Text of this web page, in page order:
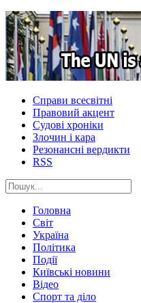
Справи всесвітні
Правовий акцент
Судові хроніки
Злочин і кара
Резонансні вердикти
RSS
Головна
Світ
Україна
Політика
Події
Київські новини
Відео
Спорт та діло